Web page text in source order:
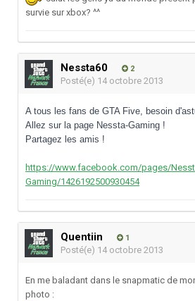
survie sur xbox? ^^
Nessta60 2
Posté(e) 14 octobre 2013
A tous les fans de GTA Five, besoin
Allez sur la page Nessta-Gaming !
Partagez les amis !
https://www.facebook.com/pages/
Gaming/1426192500930454
Quentiin 1
Posté(e) 14 octobre 2013
En me baladant dans le snapmatic de
photo :